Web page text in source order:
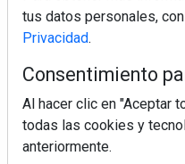
consumo, canal electro,
tiendas electrodomésticos,
pequeño electrodoméstico,
PÁGINAS
Suscripciones
tus datos personales,
Privacidad.
Consentimiento
Al hacer clic en "Aceptar
todas las cookies y
anteriormente.